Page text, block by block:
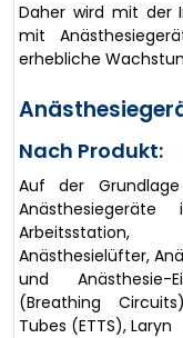
Daher wird mit der
mit
erhebliche
Nach Produkt:
Auf der
Anästhesiegeräte
Arbeitsstation,
Anästhesielüfter,
und Anästhesie-
(Breathing
Tubes (ETTS), Laryn